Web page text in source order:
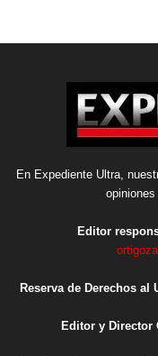
En Expediente Ultra,
Editor
Reserva de Derechos al
Editor y Director